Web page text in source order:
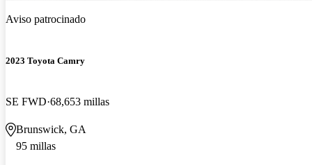
Aviso patrocinado
2023 Toyota Camry
SE FWD 68,653 millas
Brunswick, GA
95 millas